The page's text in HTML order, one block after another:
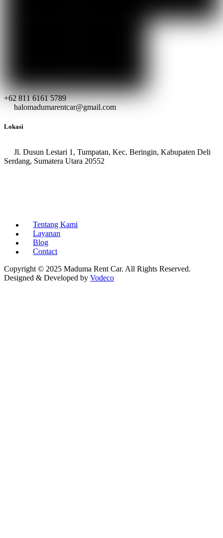
+62 811 6161 5789
halomadumarentcar@gmail.com
Lokasi
Jl. Dusun Lestari 1, Tumpatan, Kec. Beringin, Kabupaten Deli
Serdang, Sumatera Utara 20552
Tentang Kami
Layanan
Blog
Contact
Copyright © 2025 Maduma Rent Car. All Rights Reserved.
Designed & Developed by Vodeco